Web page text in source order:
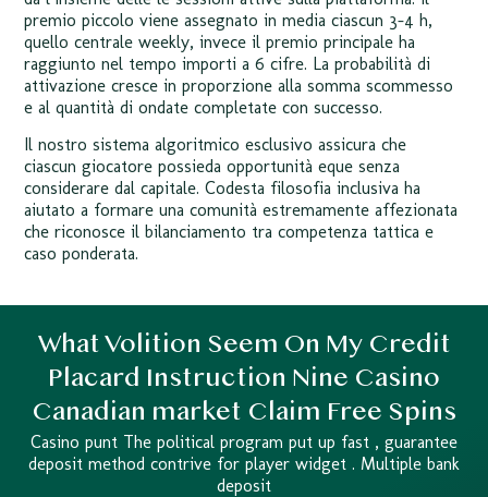
premio piccolo viene assegnato in media ciascun 3-4 h,
quello centrale weekly, invece il premio principale ha
raggiunto nel tempo importi a 6 cifre. La probabilità di
attivazione cresce in proporzione alla somma scommesso
e al quantità di ondate completate con successo.
Il nostro sistema algoritmico esclusivo assicura che
ciascun giocatore possieda opportunità eque senza
considerare dal capitale. Codesta filosofia inclusiva ha
aiutato a formare una comunità estremamente affezionata
che riconosce il bilanciamento tra competenza tattica e
caso ponderata.
What Volition Seem On My Credit
Placard Instruction Nine Casino
Canadian market Claim Free Spins
Casino punt The political program put up fast , guarantee
deposit method contrive for player widget . Multiple bank
deposit